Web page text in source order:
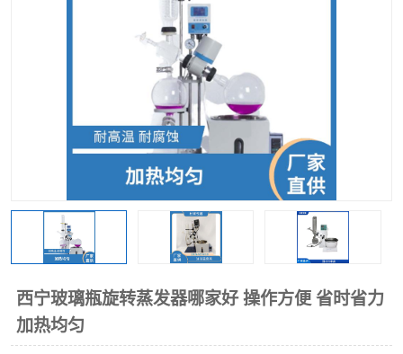
西宁玻璃瓶旋转蒸发器哪家好 操作方便 省时省力
加热均匀
低温恒温反应浴槽
电动搅拌器
加热模块